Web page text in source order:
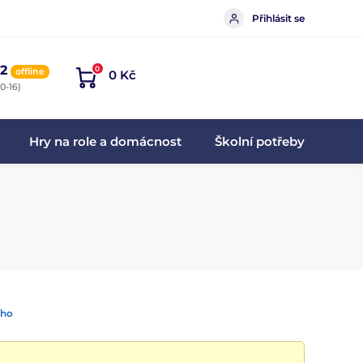
Přihlásit se
offline
16)
0 0 Kč
Hry na role a domácnost Školní potřeby